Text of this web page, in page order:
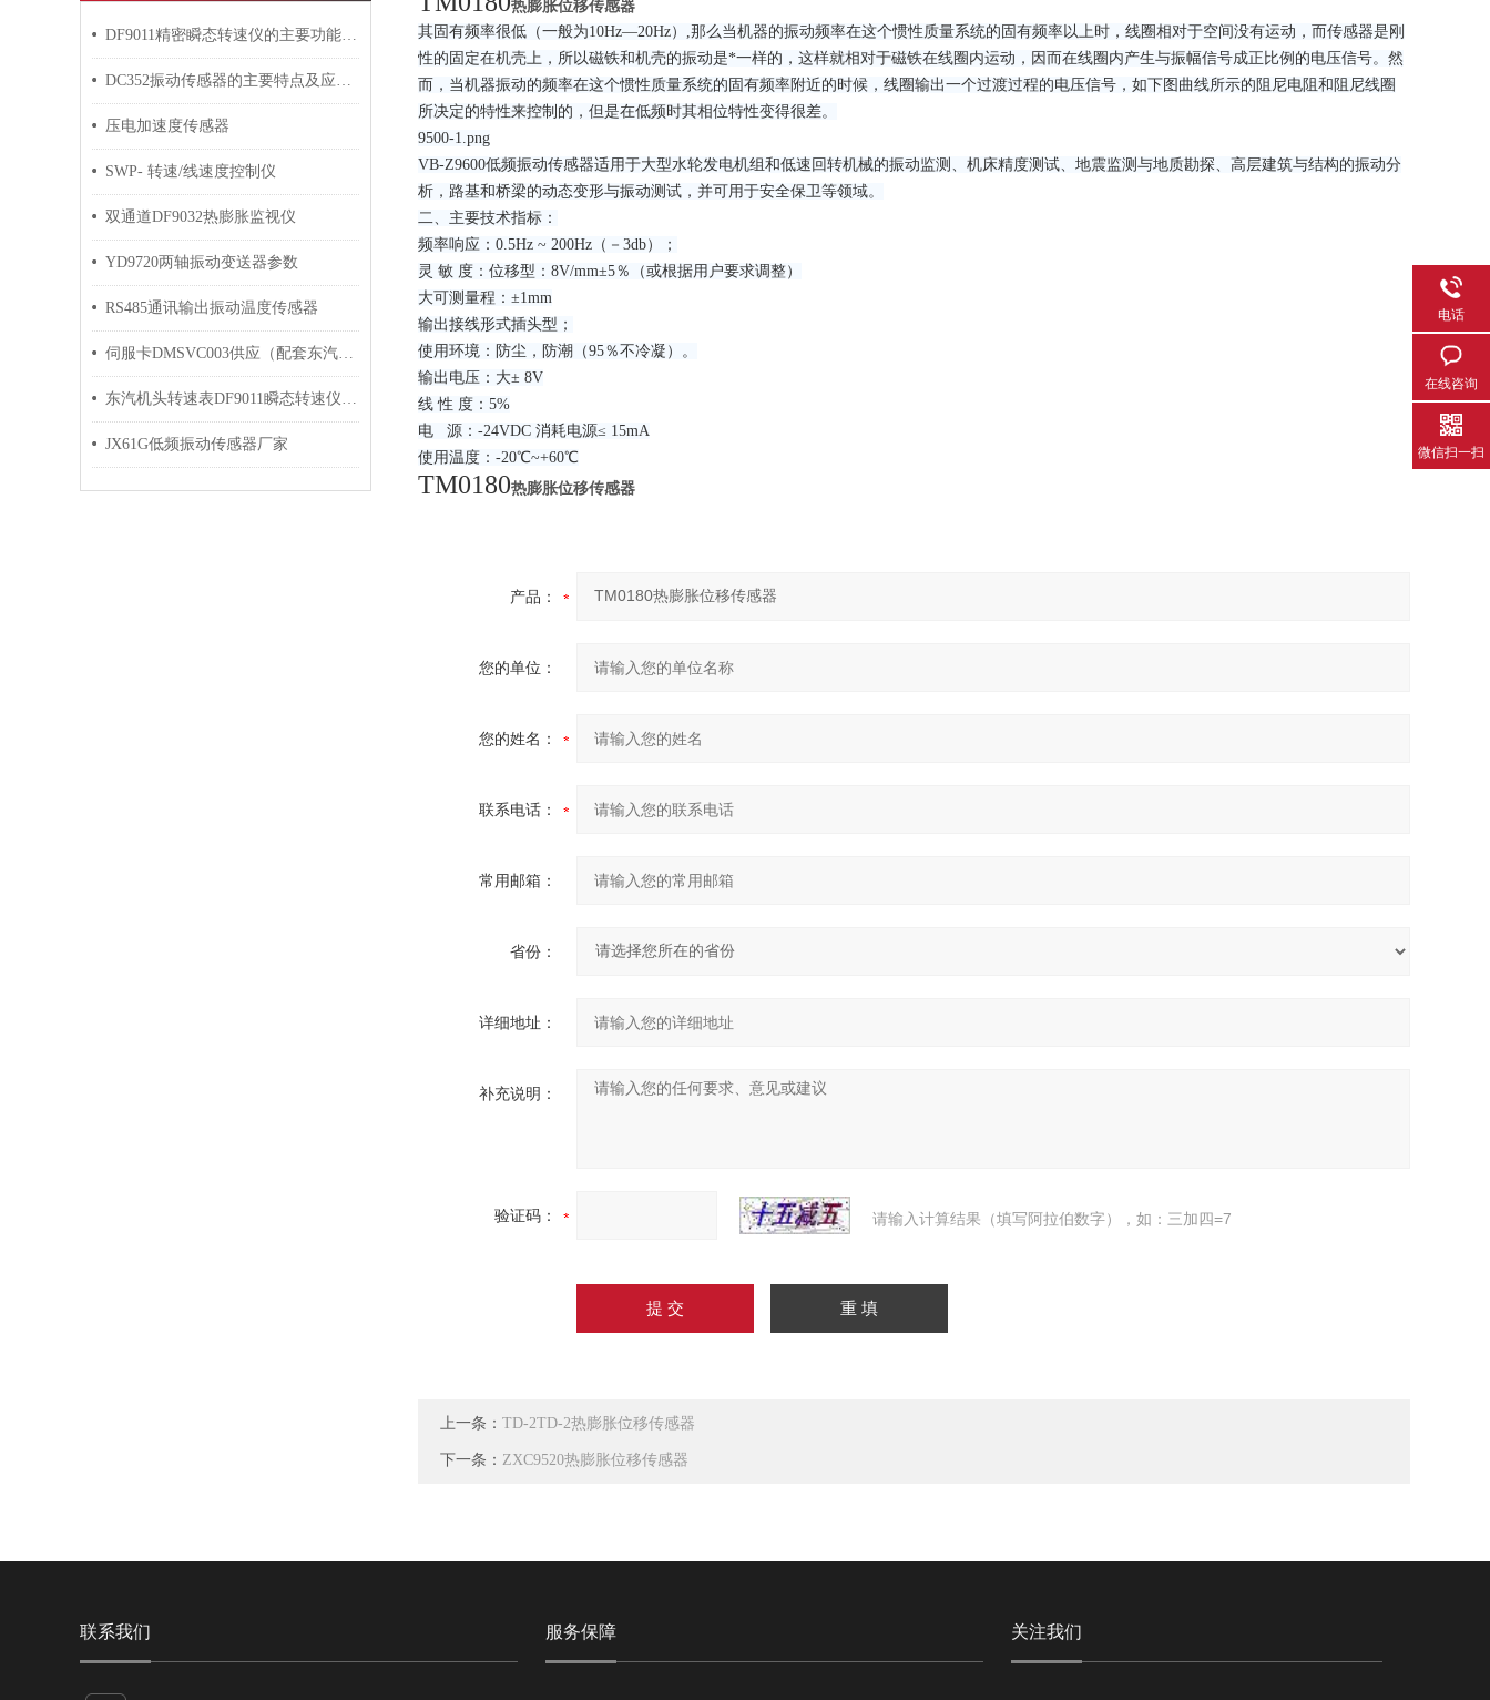
DF9011精密瞬态转速仪的主要功能及操作指南
DC352振动传感器的主要特点及应用领域介绍
压电加速度传感器
SWP- 转速/线速度控制仪
双通道DF9032热膨胀监视仪
YD9720两轴振动变送器参数
RS485通讯输出振动温度传感器
伺服卡DMSVC003供应（配套东汽机组）
东汽机头转速表DF9011瞬态转速仪参数设置
JX61G低频振动传感器厂家
热膨胀位移传感器
其固有频率很低（一般为10Hz—20Hz）,那么当机器的振动频率在这个惯性质量系统的固有频率以上时，线圈相对于空间没有运动，而传感器是刚
性的固定在机壳上，所以磁铁和机壳的振动是*一样的，这样就相对于磁铁在线圈内运动，因而在线圈内产生与振幅信号成正比例的电压信号。然
而，当机器振动的频率在这个惯性质量系统的固有频率附近的时候，线圈输出一个过渡过程的电压信号，如下图曲线所示的阻尼电阻和阻尼线圈
所决定的特性来控制的，但是在低频时其相位特性变得很差。
9500-1.png
VB-Z9600低频振动传感器适用于大型水轮发电机组和低速回转机械的振动监测、机床精度测试、地震监测与地质勘探、高层建筑与结构的振动分
析，路基和桥梁的动态变形与振动测试，并可用于安全保卫等领域。
二、主要技术指标：
频率响应：0.5Hz ~ 200Hz（－3db）；
灵 敏 度：位移型：8V/mm±5％（或根据用户要求调整）
大可测量程：±1mm
输出接线形式插头型；
使用环境：防尘，防潮（95％不冷凝）。
输出电压：大± 8V
线 性 度：5%
电 源：-24VDC 消耗电源≤ 15mA
使用温度：-20℃~+60℃
TM0180热膨胀位移传感器
产品：
您的单位：
您的姓名：
联系电话：
常用邮箱：
省份：
详细地址：
补充说明：
验证码： 请输入计算结果（填写阿拉伯数字），如：三加四=7
上一条： TD-2TD-2热膨胀位移传感器
下一条： ZXC9520热膨胀位移传感器
联系我们 服务保障 关注我们
电话
在线咨询
微信扫一扫